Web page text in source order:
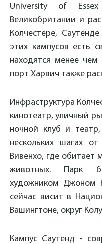
University of
Великобритании и
Колчестере,
этих кампусов есть
находятся менее
порт Харвич также
Инфраструктура
кинотеатр, уличный
ночной клуб и
нескольких шагах
Вивенхо, где обитает
животных. Парк
художником Джоном
сейчас висит в
Вашингтоне, округ
Кампус Саутенд -